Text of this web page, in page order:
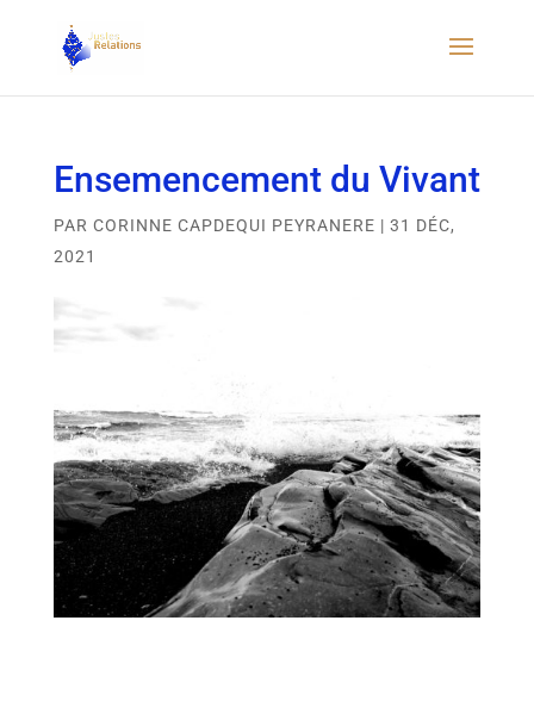
Ensemencement du Vivant
PAR CORINNE CAPDEQUI PEYRANERE | 31 DÉC,
2021